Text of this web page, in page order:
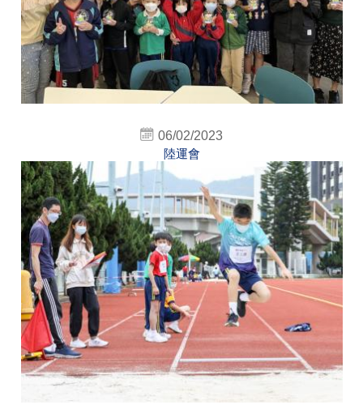
06/02/2023
陸運會